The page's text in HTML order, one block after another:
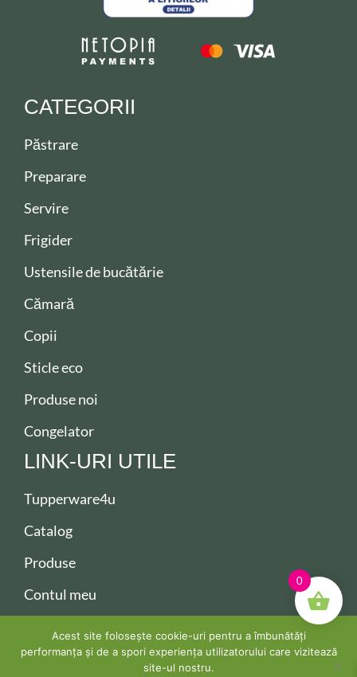
CATEGORII
Păstrare
Preparare
Servire
Frigider
Ustensile de bucătărie
Cămară
Copii
Sticle eco
Produse noi
Congelator
LINK-URI UTILE
Tupperware4u
Catalog
Produse
Contul meu
Copyright ©2026 Tupperware. All Rights Reserved
0
Acest site folosește cookie-uri pentru a îmbunătăți
performanța și de a spori experiența utilizatorului care vizitează
site-ul nostru.